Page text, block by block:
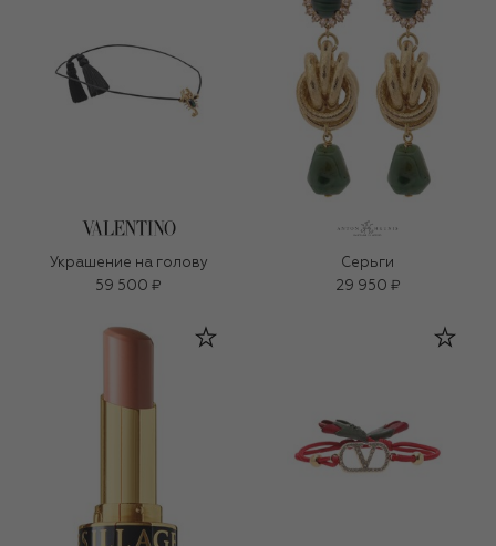
Украшение на голову
59 500 ₽
Серьги
29 950 ₽